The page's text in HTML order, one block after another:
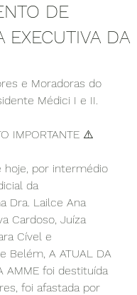
DE
EXECUTIVA DA
e Moradoras do
Médici I e II.
IMPORTANTE ⚠️
por intermédio
da
Dra. Lailce Ana
Cardoso, Juíza
Cível e
Belém, A ATUAL DA
AMME foi destituída
foi afastada por